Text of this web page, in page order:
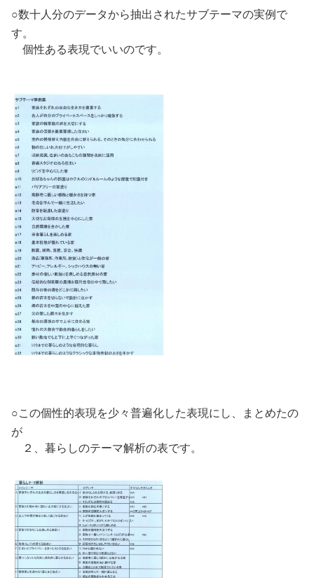
○数十人分のデータから抽出されたサブテーマの実例で
す。
個性ある表現でいいのです。
○この個性的表現を少々普遍化した表現にし、まとめたの
が
２、暮らしのテーマ解析の表です。